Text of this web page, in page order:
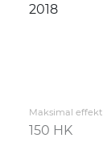
2018
Maksimal effekt
150 HK